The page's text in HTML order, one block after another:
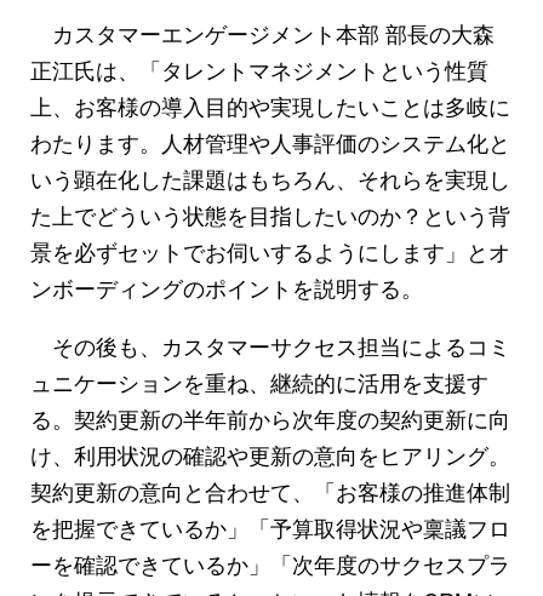
カスタマーエンゲージメント本部 部長の大森
正江氏は、「タレントマネジメントという性質
上、お客様の導入目的や実現したいことは多岐に
わたります。人材管理や人事評価のシステム化と
いう顕在化した課題はもちろん、それらを実現し
た上でどういう状態を目指したいのか？という背
景を必ずセットでお伺いするようにします」とオ
ンボーディングのポイントを説明する。
その後も、カスタマーサクセス担当によるコミ
ュニケーションを重ね、継続的に活用を支援す
る。契約更新の半年前から次年度の契約更新に向
け、利用状況の確認や更新の意向をヒアリング。
契約更新の意向と合わせて、「お客様の推進体制
を把握できているか」「予算取得状況や稟議フロ
ーを確認できているか」「次年度のサクセスプラ